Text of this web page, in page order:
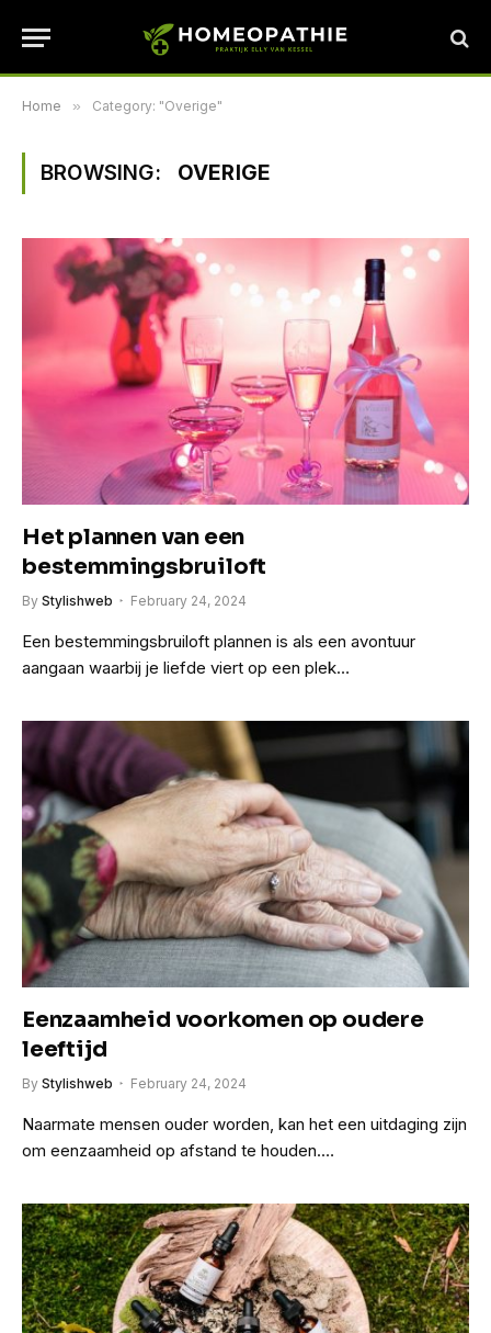
Home » Category: "Overige"
BROWSING: OVERIGE
Het plannen van een
bestemmingsbruiloft
By Stylishweb February 24, 2024
Een bestemmingsbruiloft plannen is als een avontuur
aangaan waarbij je liefde viert op een plek…
Eenzaamheid voorkomen op oudere
leeftijd
By Stylishweb February 24, 2024
Naarmate mensen ouder worden, kan het een uitdaging zijn
om eenzaamheid op afstand te houden.…